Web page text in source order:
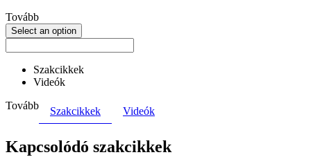
Tovább
Select an option
Szakcikkek
Videók
Tovább
Szakcikkek Videók
Kapcsolódó szakcikkek